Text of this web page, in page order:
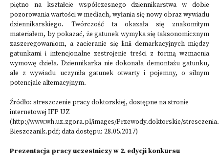
piętno na kształcie współczesnego dziennikarstwa w dobie
pozorowania wartości w mediach, wyłania się nowy obraz wywiadu
dziennikarskiego. Twórczość ta okazała się znakomitym
materiałem, by pokazać, że gatunek wymyka się taksonomicznym
zaszeregowaniom, a zacieranie się linii demarkacyjnych między
gatunkami i intencjonalne zestrojenie treści z formą wzmacnia
wymowę dzieła. Dziennikarka nie dokonała demontażu gatunku,
ale z wywiadu uczyniła gatunek otwarty i pojemny, o silnym
potencjale altemacyjnym.
Źródło: streszczenie pracy doktorskiej, dostępne na stronie
internetowej IFP UZ
(http://www.wh.uz.zgora.pl/images/Przewody.doktorskie/
Bieszczanik.pdf​; data dostępu: 28.05.2017)
Prezentacja pracy uczestniczy w 2. edycji konkursu